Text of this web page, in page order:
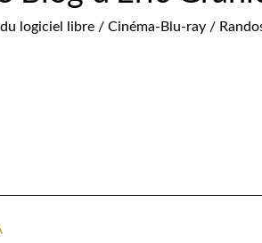
du logiciel libre / Cinéma-Blu-ray /